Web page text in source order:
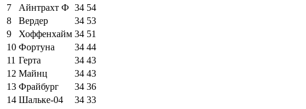
7
Айнтрахт Ф 34 54
8
Вердер 34 53
9
Хоффенхайм 34 51
10 Фортуна 34 44
11 Герта 34 43
12 Майнц 34 43
13 Фрайбург 34 36
14 Шальке-04 34 33